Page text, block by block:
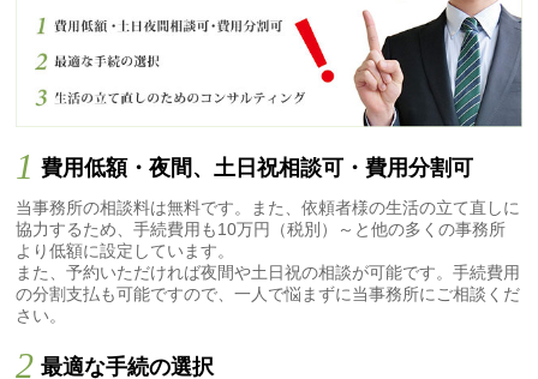
1 費用低額・夜間、土日祝相談可・費用分割可
当事務所の相談料は無料です。また、依頼者様の生活の立て直しに
協力するため、手続費用も10万円（税別）～と他の多くの事務所
より低額に設定しています。
また、予約いただければ夜間や土日祝の相談が可能です。手続費用
の分割支払も可能ですので、一人で悩まずに当事務所にご相談くだ
さい。
2 最適な手続の選択